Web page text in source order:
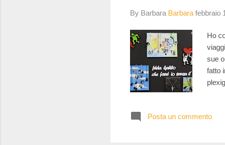
By Barbara Barbara febbraio
Ho
sue
fatto
Posta un commento